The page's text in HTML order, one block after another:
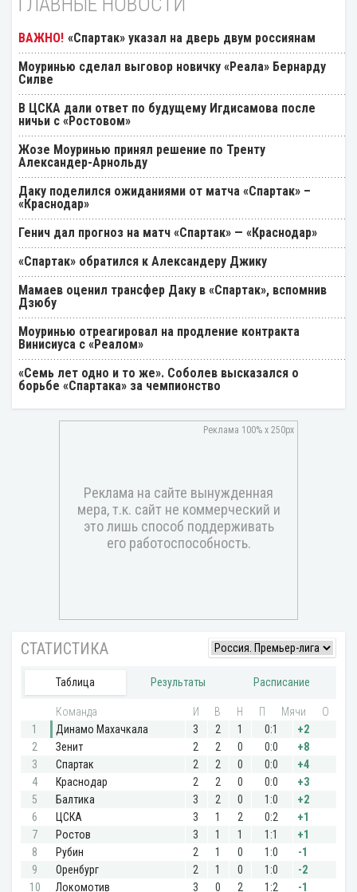
«Спартак» указал на дверь двум россиянам
Моуринью сделал выговор новичку «Реала» Бернарду
Силве
В ЦСКА дали ответ по будущему Игдисамова после
ничьи с «Ростовом»
Жозе Моуринью принял решение по Тренту
Александер-Арнольду
Даку поделился ожиданиями от матча «Спартак» –
«Краснодар»
Генич дал прогноз на матч «Спартак» — «Краснодар»
«Спартак» обратился к Александеру Джику
Мамаев оценил трансфер Даку в «Спартак», вспомнив
Дзюбу
Моуринью отреагировал на продление контракта
Винисиуса с «Реалом»
«Семь лет одно и то же». Соболев высказался о
борьбе «Спартака» за чемпионство